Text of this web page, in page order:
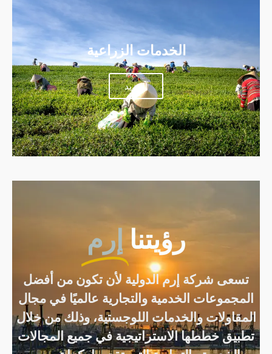
الخدمات الزراعية
المزيد
رؤيتنا إرم
تسعى شركة إرم الدولية لأن تكون من أفضل
المجموعات الخدمية والتجارية عالميًا في مجال
المقاولات والخدمات اللوجستية، وذلك من خلال
تطبيق خططها الاستراتيجية في جميع المجالات